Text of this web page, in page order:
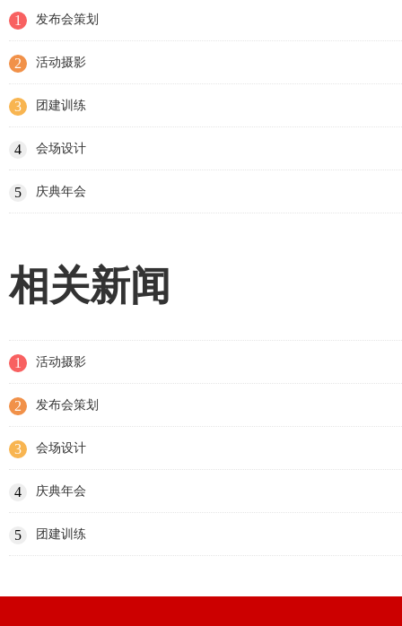
1 发布会策划
2 活动摄影
3 团建训练
4 会场设计
5 庆典年会
相关新闻
1 活动摄影
2 发布会策划
3 会场设计
4 庆典年会
5 团建训练